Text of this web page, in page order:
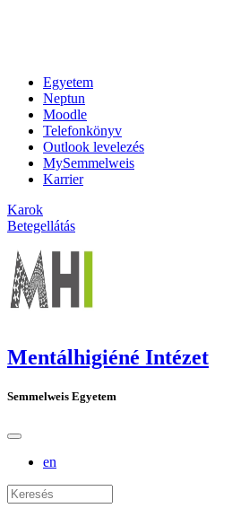
Egyetem
Neptun
Moodle
Telefonkönyv
Outlook levelezés
MySemmelweis
Karrier
Karok
Betegellátás
Mentálhigiéné Intézet
Semmelweis Egyetem
en